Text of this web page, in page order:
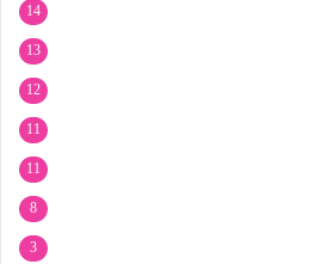
14
13
12
11
11
8
3